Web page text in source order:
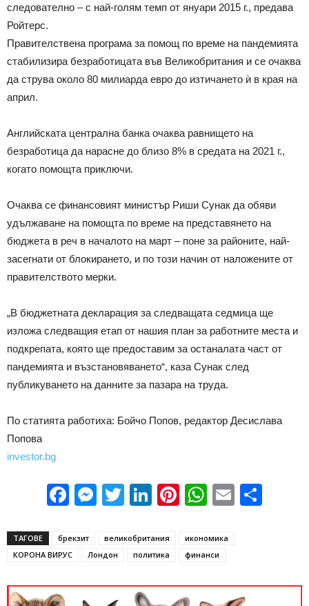
следователно – с най-голям темп от януари 2015 г., предава
Ройтерс.
Правителствена програма за помощ по време на пандемията
стабилизира безработицата във Великобритания и се очаква
да струва около 80 милиарда евро до изтичането ѝ в края на
април.
Английската централна банка очаква равнището на
безработица да нарасне до близо 8% в средата на 2021 г.,
когато помощта приключи.
Очаква се финансовият министър Риши Сунак да обяви
удължаване на помощта по време на представянето на
бюджета в реч в началото на март – поне за районите, най-
засегнати от блокирането, и по този начин от наложените от
правителството мерки.
„В бюджетната декларация за следващата седмица ще
изложа следващия етап от нашия план за работните места и
подкрепата, която ще предоставим за останалата част от
пандемията и възстановяването“, каза Сунак след
публикуването на данните за пазара на труда.
По статията работиха: Бойчо Попов, редактор Десислава
Попова
investor.bg
Facebook
Messenger
Twitter
LinkedIn
Pinterest
WhatsApp
Email
ТАГОВЕ брекзит великобритания
икономика
КОРОНА ВИРУС
Лондон политика финанси